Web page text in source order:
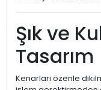
Şık ve
Tasarım
Kenarları özenle